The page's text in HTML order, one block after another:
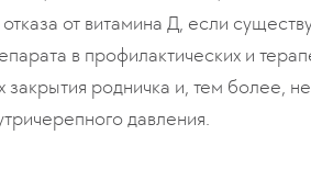
от витамина Д, если
в профилактических и
закрытия родничка и, тем более,
давления.